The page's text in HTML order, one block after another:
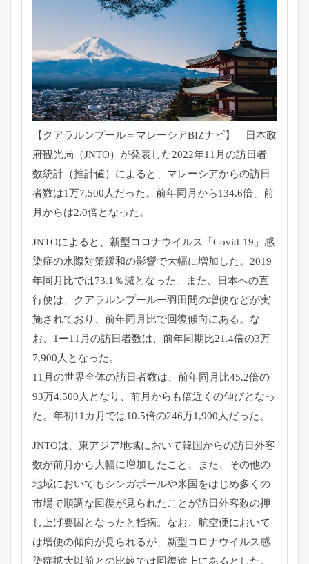
【クアラルンプール＝マレーシアBIZナビ】 日本政
府観光局（JNTO） が発表した2022年11月の訪日者
数統計（推計値）によると、 マレーシアからの訪日
者数は1万7,500人だった。 前年同月から134.6倍、前
月からは2.0倍となった。
JNTOによると、新型コロナウイルス「Covid-19」 感
染症の水際対策緩和の影響で大幅に増加した。 2019
年同月比では73.1％減となった。また、
日本への直
行便は、
クアラルンプールー羽田間の増便などが実
施されており、 前年同月比で回復傾向にある。な
お、1ー11月の訪日者数は、 前年同期比21.4倍の3万
7,900人となった。
11月の世界全体の訪日者数は、前年同月比45.2倍の
93万4,500人となり、 前月からも倍近くの伸びとなっ
た。年初11カ月では10.5倍の246万1,900人だった。
JNTOは、 東アジア地域において韓国からの訪日外客
数が前月から大幅に増加 したこと、また、 その他の
地域においてもシンガポールや米国をはじめ多くの
市場で順調な回復が見られたことが訪日外客数の押
し上げ要因となったと指摘。なお、航空便において
は増便の傾向が見られるが、 新型コロナウイルス感
染症拡大以前との比較では回復途上にあると した。